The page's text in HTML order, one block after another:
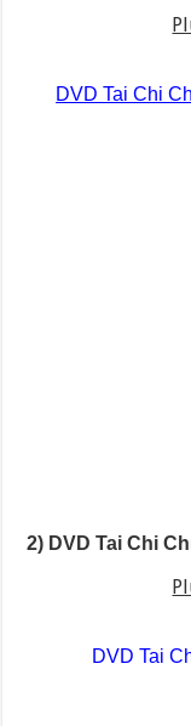
DVD Tai Chi
2) DVD Tai Chi
DVD Tai